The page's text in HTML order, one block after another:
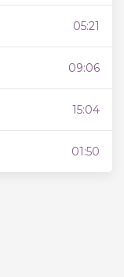
05:21
09:06
15:04
01:50